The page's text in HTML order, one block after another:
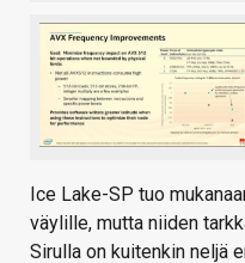
Ice Lake-SP tuo
väylille, mutta niiden
Sirulla on kuitenkin neljä